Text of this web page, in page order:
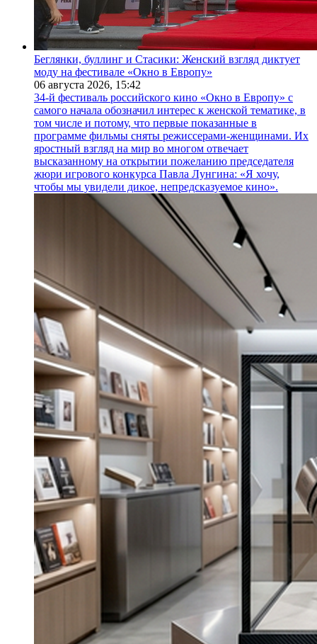
Беглянки, буллинг и Стасики: Женский взгляд диктует
моду на фестивале «Окно в Европу»
06 августа 2026, 15:42
34-й фестиваль российского кино «Окно в Европу» с
самого начала обозначил интерес к женской тематике, в
том числе и потому, что первые показанные в
программе фильмы сняты режиссерами-женщинами. Их
яростный взгляд на мир во многом отвечает
высказанному на открытии пожеланию председателя
жюри игрового конкурса Павла Лунгина: «Я хочу,
чтобы мы увидели дикое, непредсказуемое кино».